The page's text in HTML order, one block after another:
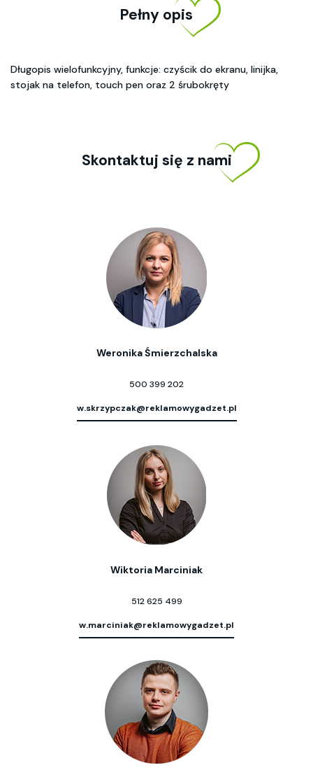
Pełny opis
Długopis wielofunkcyjny, funkcje: czyścik do ekranu, linijka,
stojak na telefon, touch pen oraz 2 śrubokręty
Skontaktuj się z nami
Weronika Śmierzchalska
500 399 202
w.skrzypczak@reklamowygadzet.pl
Wiktoria Marciniak
512 625 499
w.marciniak@reklamowygadzet.pl